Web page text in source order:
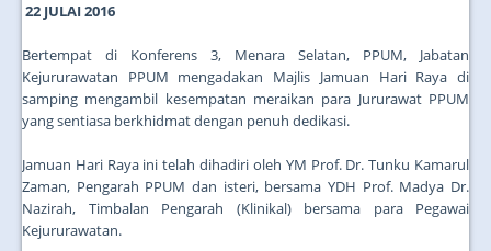
22 JULAI 2016
Bertempat di Konferens 3, Menara Selatan, PPUM, Jabatan
Kejururawatan PPUM mengadakan Majlis Jamuan Hari Raya di
samping mengambil kesempatan meraikan para Jururawat PPUM
yang sentiasa berkhidmat dengan penuh dedikasi.
Jamuan Hari Raya ini telah dihadiri oleh YM Prof. Dr. Tunku Kamarul
Zaman, Pengarah PPUM dan isteri, bersama YDH Prof. Madya Dr.
Nazirah, Timbalan Pengarah (Klinikal) bersama para Pegawai
Kejururawatan.